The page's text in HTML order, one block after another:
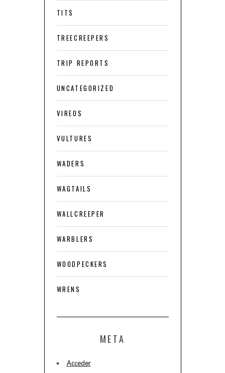
TITS
TREECREEPERS
TRIP REPORTS
UNCATEGORIZED
VIREOS
VULTURES
WADERS
WAGTAILS
WALLCREEPER
WARBLERS
WOODPECKERS
WRENS
META
Acceder